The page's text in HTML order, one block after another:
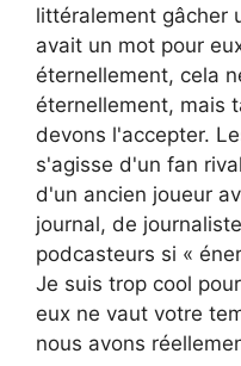
littéralement gâcher
avait un mot pour
éternellement, cela
éternellement, mais
devons l'accepter.
s'agisse d'un fan
d'un ancien joueur
journal, de
podcasteurs si «
Je suis trop cool
eux ne vaut votre
nous avons